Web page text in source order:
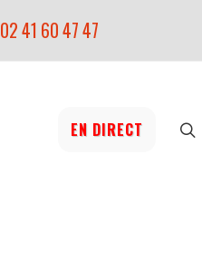
02 41 60 47 47
EN DIRECT